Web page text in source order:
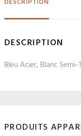
DESCRIPTION
Bleu Acier, Blanc
PRODUITS